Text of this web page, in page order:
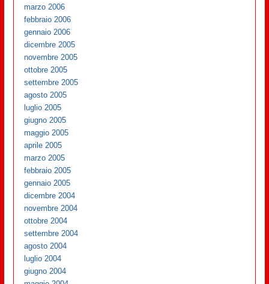
marzo 2006
febbraio 2006
gennaio 2006
dicembre 2005
novembre 2005
ottobre 2005
settembre 2005
agosto 2005
luglio 2005
giugno 2005
maggio 2005
aprile 2005
marzo 2005
febbraio 2005
gennaio 2005
dicembre 2004
novembre 2004
ottobre 2004
settembre 2004
agosto 2004
luglio 2004
giugno 2004